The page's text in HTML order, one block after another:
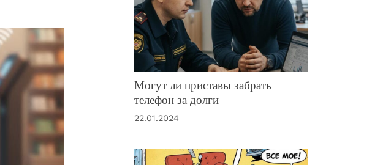
Могут ли приставы забрать
телефон за долги
22.01.2024